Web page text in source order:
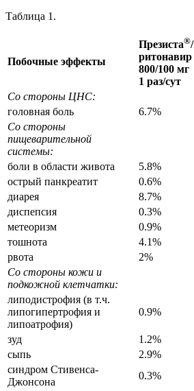
Таблица 1.
Побочные эффекты
Презиста®/
ритонавир
800/100 мг
1 раз/сут
Со стороны ЦНС:
головная боль
6.7%
Со стороны
пищеварительной
системы:
боли в области живота
5.8%
острый панкреатит
0.6%
диарея
8.7%
диспепсия
0.3%
метеоризм
0.9%
тошнота
4.1%
рвота
2%
Со стороны кожи и
подкожной клетчатки:
липодистрофия (в т.ч.
липогипертрофия и
липоатрофия)
0.9%
зуд 1.2%
сыпь
2.9%
синдром Стивенса-
Джонсона
0.3%